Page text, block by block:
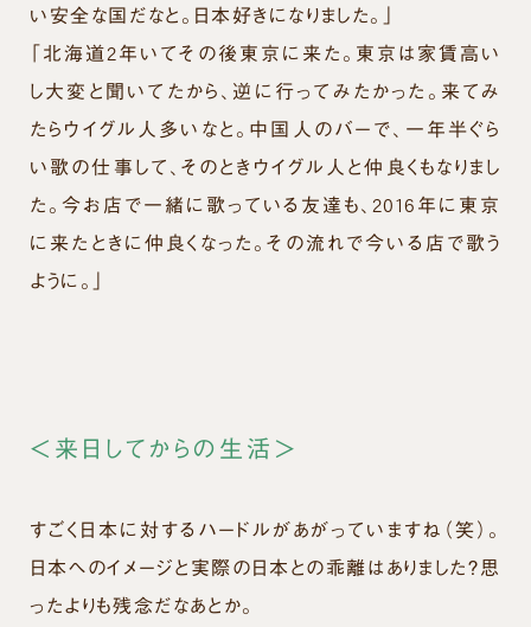
い安全な国だなと。日本好きになりました。」
「北海道2年いてその後東京に来た。東京は家賃高い
し大変と聞いてたから、逆に行ってみたかった。来てみ
たらウイグル人多いなと。中国人のバーで、一年半ぐら
い歌の仕事して、そのときウイグル人と仲良くもなりまし
た。今お店で一緒に歌っている友達も、2016年に東京
に来たときに仲良くなった。その流れで今いる店で歌う
ように。」
＜来日してからの生活＞
すごく日本に対するハードルがあがっていますね（笑）。
日本へのイメージと実際の日本との乖離はありました？思
ったよりも残念だなあとか。